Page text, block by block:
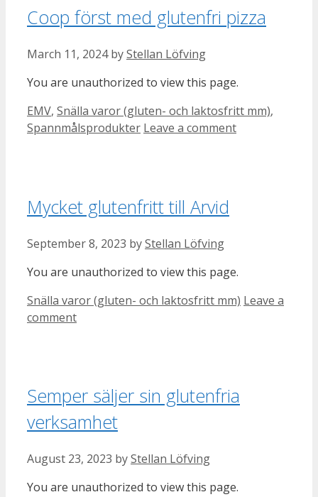
Coop först med glutenfri pizza
March 11, 2024 byStellan Löfving
You are unauthorized to view this page.
Categories
EMV, Snälla varor (gluten- och laktosfritt mm),
Spannmålsprodukter Leave a comment
Mycket glutenfritt till Arvid
September 8, 2023 byStellan Löfving
You are unauthorized to view this page.
Categories
Snälla varor (gluten- och laktosfritt mm) Leave a
comment
Semper säljer sin glutenfria
verksamhet
August 23, 2023 byStellan Löfving
You are unauthorized to view this page.